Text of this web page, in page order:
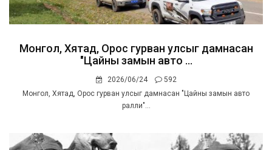
Монгол, Хятад, Орос гурван улсыг дамнасан
"Цайны замын авто ...
2026/06/24
592
Монгол, Хятад, Орос гурван улсыг дамнасан "Цайны замын авто
ралли"...